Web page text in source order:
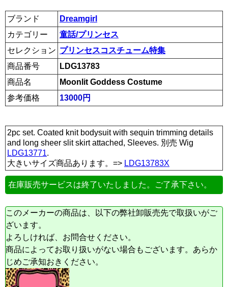
ブランド
Dreamgirl
カテゴリー
童話/プリンセス
セレクション プリンセスコスチューム特集
商品番号
LDG13783
商品名
Moonlit Goddess Costume
参考価格
13000円
2pc set. Coated knit bodysuit with sequin trimming details
and long sheer slit skirt attached, Sleeves. 別売 Wig
LDG13771.
大きいサイズ商品あります。=> LDG13783X
在庫販売サービスは終了いたしました。ご了承下さい。
このメーカーの商品は、以下の弊社卸販売先で取扱いがご
ざいます。
よろしければ、お問合せください。
商品によってお取り扱いがない場合もございます。あらか
じめご承知おきください。